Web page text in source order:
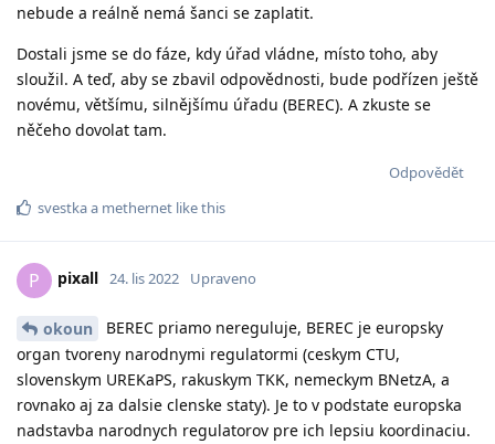
nebude a reálně nemá šanci se zaplatit.
Dostali jsme se do fáze, kdy úřad vládne, místo toho, aby
sloužil. A teď, aby se zbavil odpovědnosti, bude podřízen ještě
novému, většímu, silnějšímu úřadu (BEREC). A zkuste se
něčeho dovolat tam.
Odpovědět
svestkaa methernet like this
P pixall 24. lis 2022 Upraveno
okoun
BEREC priamo nereguluje, BEREC je europsky
organ tvoreny narodnymi regulatormi (ceskym CTU,
slovenskym UREKaPS, rakuskym TKK, nemeckym BNetzA, a
rovnako aj za dalsie clenske staty). Je to v podstate europska
nadstavba narodnych regulatorov pre ich lepsiu koordinaciu.